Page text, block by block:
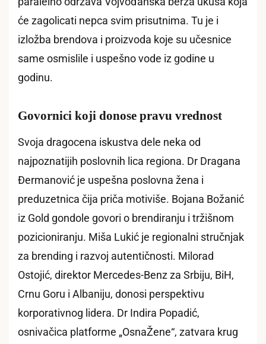
će zagolicati nepca svim prisutnima. Tu je i
izložba brendova i proizvoda koje su učesnice
same osmislile i uspešno vode iz godine u
godinu.
Govornici koji donose pravu vrednost
Svoja dragocena iskustva dele neka od
najpoznatijih poslovnih lica regiona. Dr Dragana
Đermanović je uspešna poslovna žena i
preduzetnica čija priča motiviše. Bojana Božanić
iz Gold gondole govori o brendiranju i tržišnom
pozicioniranju. Miša Lukić je regionalni stručnjak
za brending i razvoj autentičnosti. Milorad
Ostojić, direktor Mercedes-Benz za Srbiju, BiH,
Crnu Goru i Albaniju, donosi perspektivu
korporativnog lidera. Dr Indira Popadić,
osnivačica platforme „OsnaŽene“, zatvara krug